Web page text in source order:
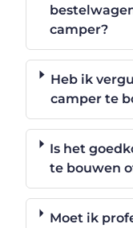
camper?
Heb ik
camper te
Is het
te bouwen
Moet ik